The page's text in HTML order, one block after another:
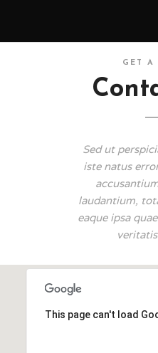
GET A
Sed ut
iste natus
laudantium,
eaque ipsa
This page can't load